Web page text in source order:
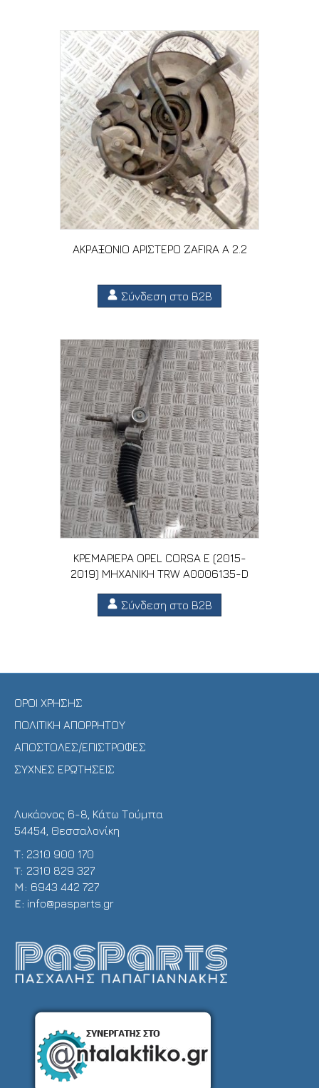
ΑΚΡΑΞΟΝΙΟ ΑΡΙΣΤΕΡΟ ZAFIRA A 2.2
Σύνδεση στο B2B
ΚΡΕΜΑΡΙΕΡΑ OPEL CORSA E (2015-
2019) MHXANIKH TRW A0006135-D
Σύνδεση στο B2B
ΟΡΟΙ ΧΡΗΣΗΣ
ΠΟΛΙΤΙΚΗ ΑΠΟΡΡΗΤΟΥ
ΑΠΟΣΤΟΛΕΣ/ΕΠΙΣΤΡΟΦΕΣ
ΣΥΧΝΕΣ ΕΡΩΤΗΣΕΙΣ
Λυκάονος 6-8, Κάτω Τούμπα
54454, Θεσσαλονίκη
Τ: 2310 900 170
T: 2310 829 327
Μ: 6943 442 727
E: info@pasparts.gr